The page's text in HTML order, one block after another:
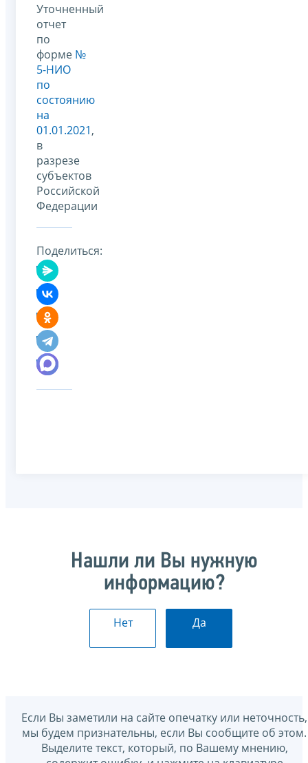
Уточненный
отчет
по
форме №
5-НИО
по
состоянию
на
01.01.2021,
в
разрезе
субъектов
Российской
Федерации
Поделиться:
Нашли ли Вы нужную
информацию?
Нет Да
Если Вы заметили на сайте опечатку или неточность,
мы будем признательны, если Вы сообщите об этом.
Выделите текст, который, по Вашему мнению,